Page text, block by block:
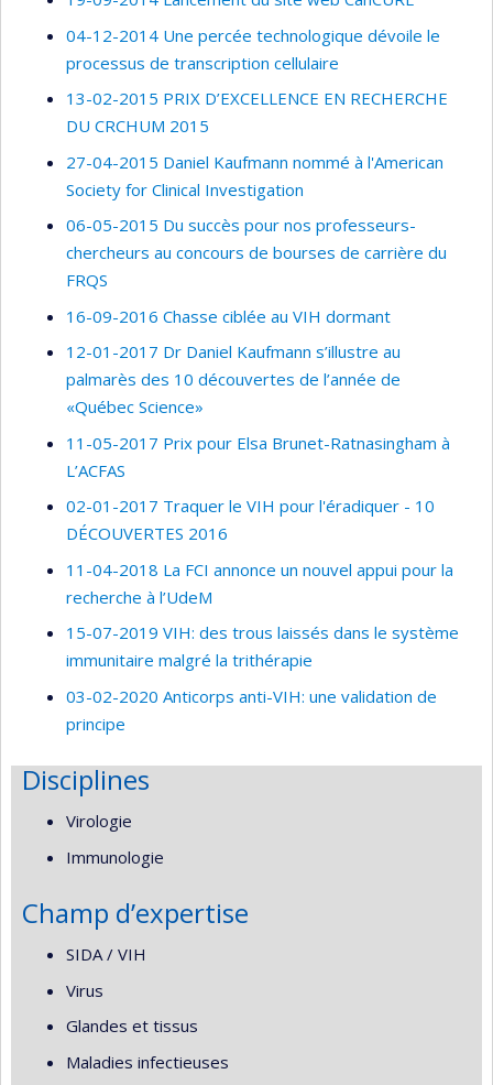
04-12-2014 Une percée technologique dévoile le
processus de transcription cellulaire
13-02-2015 PRIX D’EXCELLENCE EN RECHERCHE
DU CRCHUM 2015
27-04-2015 Daniel Kaufmann nommé à l'American
Society for Clinical Investigation
06-05-2015 Du succès pour nos professeurs-
chercheurs au concours de bourses de carrière du
FRQS
16-09-2016 Chasse ciblée au VIH dormant
12-01-2017 Dr Daniel Kaufmann s’illustre au
palmarès des 10 découvertes de l’année de
«Québec Science»
11-05-2017 Prix pour Elsa Brunet-Ratnasingham à
L’ACFAS
02-01-2017 Traquer le VIH pour l'éradiquer - 10
DÉCOUVERTES 2016
11-04-2018 La FCI annonce un nouvel appui pour la
recherche à l’UdeM
15-07-2019 VIH: des trous laissés dans le système
immunitaire malgré la trithérapie
03-02-2020 Anticorps anti-VIH: une validation de
principe
Disciplines
Virologie
Immunologie
Champ d’expertise
SIDA / VIH
Virus
Glandes et tissus
Maladies infectieuses